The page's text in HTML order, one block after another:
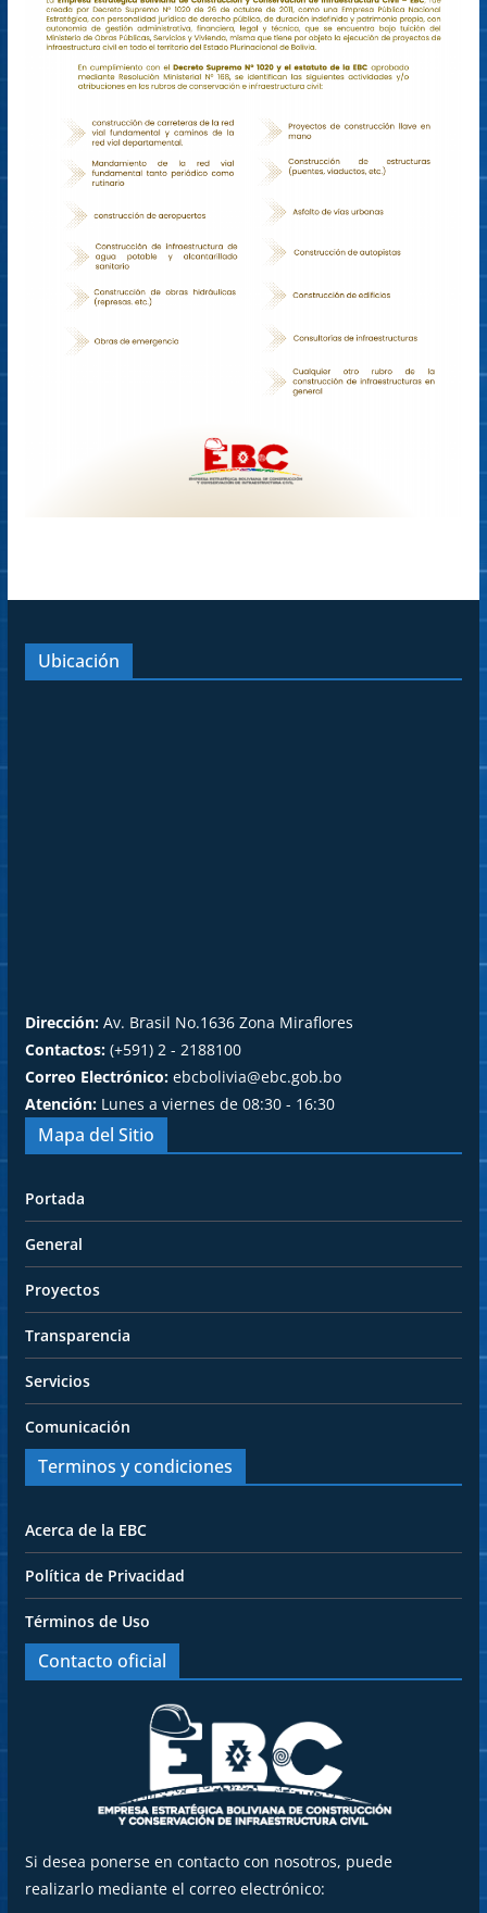
Ubicación
Dirección: Av. Brasil No.1636 Zona Miraflores
Contactos:(+591) 2 - 2188100
Correo Electrónico:ebcbolivia@ebc.gob.bo
Atención:Lunes a viernes de 08:30 - 16:30
Mapa del Sitio
Portada
General
Proyectos
Transparencia
Servicios
Comunicación
Terminos y condiciones
Acerca de la EBC
Política de Privacidad
Términos de Uso
Contacto oficial
Si desea ponerse en contacto con nosotros, puede
realizarlo mediante el correo electrónico: